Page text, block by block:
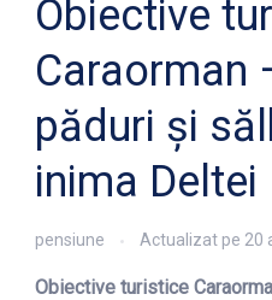
Obiective
Caraorman
păduri și
inima Deltei
pensiune Actualizat pe 20
Obiective turistice